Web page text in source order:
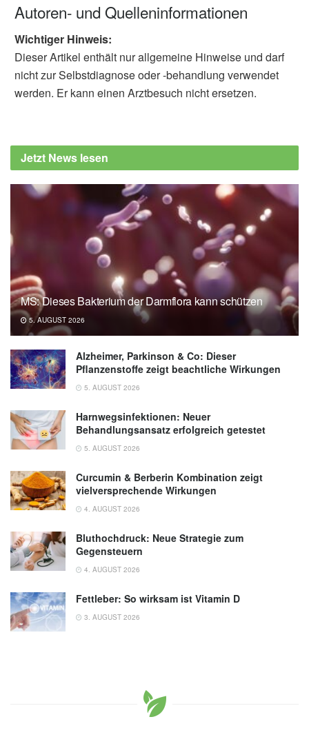
Autoren- und Quelleninformationen
Wichtiger Hinweis:
Dieser Artikel enthält nur allgemeine Hinweise und darf
nicht zur Selbstdiagnose oder -behandlung verwendet
werden. Er kann einen Arztbesuch nicht ersetzen.
Jetzt News lesen
MS: Dieses Bakterium der Darmflora kann schützen
5. AUGUST 2026
Alzheimer, Parkinson & Co: Dieser
Pflanzenstoffe zeigt beachtliche Wirkungen
5. AUGUST 2026
Harnwegsinfektionen: Neuer
Behandlungsansatz erfolgreich getestet
5. AUGUST 2026
Curcumin & Berberin Kombination zeigt
vielversprechende Wirkungen
4. AUGUST 2026
Bluthochdruck: Neue Strategie zum
Gegensteuern
4. AUGUST 2026
Fettleber: So wirksam ist Vitamin D
3. AUGUST 2026